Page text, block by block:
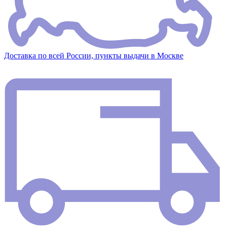
Доставка по всей России, пункты выдачи в Москве